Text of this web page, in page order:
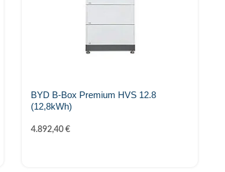
BYD B-Box Premium HVS 12.8
(12,8kWh)
4.892,40 €